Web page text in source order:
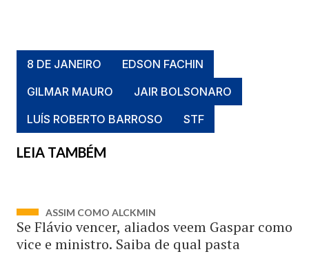
8 DE JANEIRO
EDSON FACHIN
GILMAR MAURO
JAIR BOLSONARO
LUÍS ROBERTO BARROSO
STF
LEIA TAMBÉM
ASSIM COMO ALCKMIN
Se Flávio vencer, aliados veem Gaspar como
vice e ministro. Saiba de qual pasta